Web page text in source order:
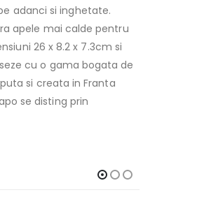
adanci si inghetate.
apele mai calde pentru
26 x 8.2 x 7.3cm si
cu o gama bogata de
si creata in Franta
se disting prin